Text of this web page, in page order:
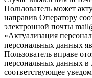
Пользователь может
направив Оператору
электронной почты
«Актуализация
персональных данных
Пользователь вправе
персональных данных
соответствующее